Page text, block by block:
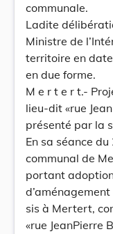
communale.
Ladite
Ministre de
territoire en
en due forme.
M e r t e r t.-
lieu-dit «rue
présenté par la
En sa séance
communal de
portant
sis à Mertert,
«rue JeanPierre